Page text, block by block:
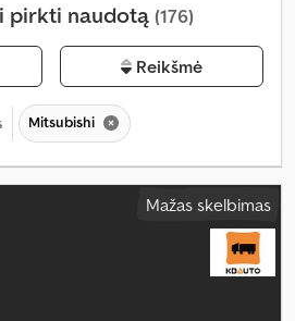
pirkti naudotą (176)
Reikšmė
Mitsubishi
Mažas skelbimas